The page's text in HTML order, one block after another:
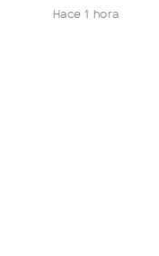
Hace 1 hora